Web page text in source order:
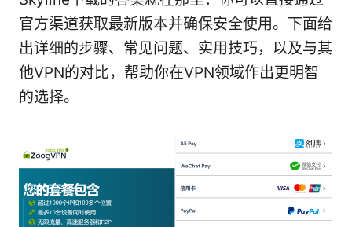
官方渠道获取最新版本并确保安全使用。下面给
出详细的步骤、常见问题、实用技巧，以及与其
他VPN的对比，帮助你在VPN领域作出更明智
的选择。